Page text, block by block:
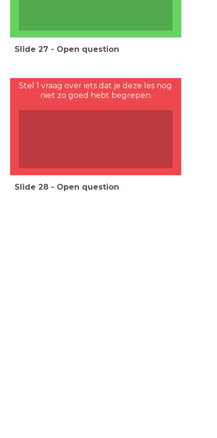
Slide 27 - Open question
Stel 1 vraag over iets dat je deze les nog
niet zo goed hebt begrepen
Slide 28 - Open question